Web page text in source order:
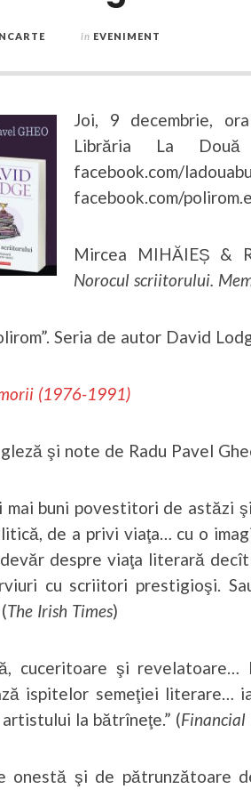
în EVENIMENT
Joi, 9 decembrie,
Librăria La
facebook.com/
Mircea MIHĂIEȘ &
Norocul scriitorului.
Seria de autor David
(1976-1991)
şi note de Radu Pavel
mai buni povestitori de astăzi
de a privi viaţa… cu o
despre viaţa literară
cu scriitori prestigioşi.
The Irish Times)
cuceritoare şi
ispitelor semeţiei literare…
la bătrîneţe.” (Financial
onestă şi de pătrunzătoare